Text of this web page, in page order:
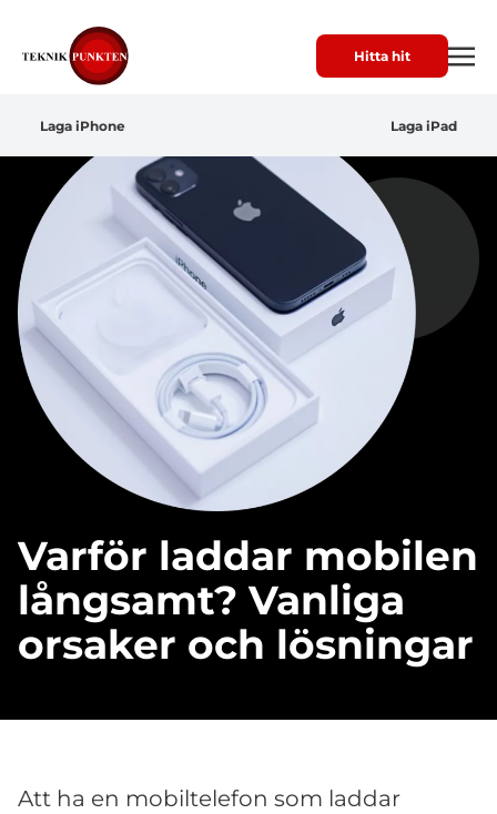
Hitta hit
Laga iPhone Laga iPad
Varför laddar mobilen
långsamt? Vanliga
orsaker och lösningar
Att ha en mobiltelefon som laddar